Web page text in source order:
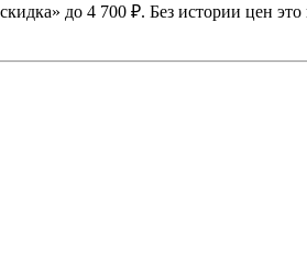
до 4 700 ₽. Без истории цен